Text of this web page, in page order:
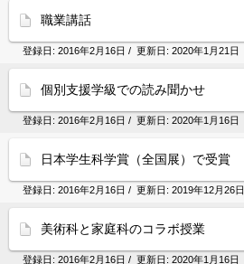
職業講話
登録日: 2016年2月16日 / 更新日: 2020年1月21日
個別支援学級での読み聞かせ
登録日: 2016年2月16日 / 更新日: 2020年1月16日
日本学生科学賞（全国展）で受賞
登録日: 2016年2月16日 / 更新日: 2019年12月26日
美術科と家庭科のコラボ授業
登録日: 2016年2月16日 / 更新日: 2020年1月16日